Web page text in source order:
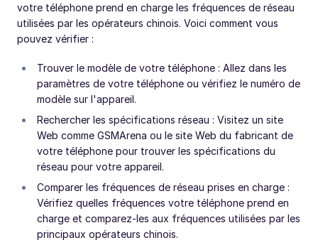
votre téléphone prend en charge les fréquences de réseau
utilisées par les opérateurs chinois. Voici comment vous
pouvez vérifier :
Trouver le modèle de votre téléphone : Allez dans les
paramètres de votre téléphone ou vérifiez le numéro de
modèle sur l'appareil.
Rechercher les spécifications réseau : Visitez un site
Web comme GSMArena ou le site Web du fabricant de
votre téléphone pour trouver les spécifications du
réseau pour votre appareil.
Comparer les fréquences de réseau prises en charge :
Vérifiez quelles fréquences votre téléphone prend en
charge et comparez-les aux fréquences utilisées par les
principaux opérateurs chinois.